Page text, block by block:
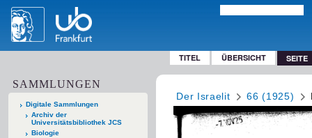
TITEL ÜBERSICHT SEITE
SAMMLUNGEN
Digitale Sammlungen
Archiv der
Universitätsbibliothek JCS
Biologie
Der Israelit 66 (1925)